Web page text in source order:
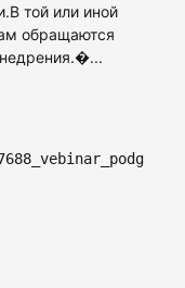
той или иной
обращаются